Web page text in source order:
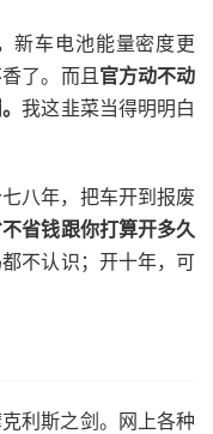
新车电池能量密度更
了。而且 官方动不动
我这韭菜当得明明白
八年，把车开到报废
省钱跟你打算开多久
不认识；开十年，可
利斯之剑。网上各种